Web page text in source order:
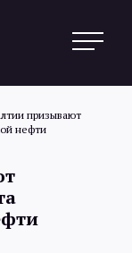
призывают
нефти